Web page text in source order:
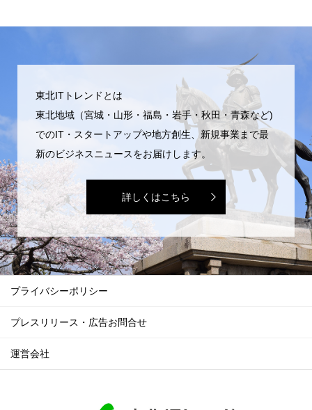
東北ITトレンドとは
東北地域（宮城・山形・福島・岩手・秋田・青森など)
でのIT・スタートアップや地方創生、新規事業まで最
新のビジネスニュースをお届けします。
詳しくはこちら
プライバシーポリシー
プレスリリース・広告お問合せ
運営会社